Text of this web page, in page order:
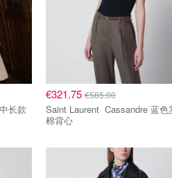
€321.75€585.00
Saint Laurent Cassandre 蓝色罗纹
棉背心